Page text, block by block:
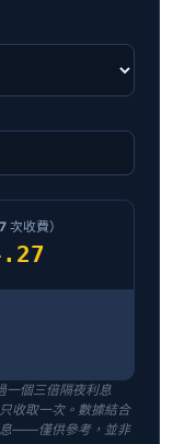
7次收費）
一個三倍隔夜利息
收取一次。數據結合
息——僅供參考，並非